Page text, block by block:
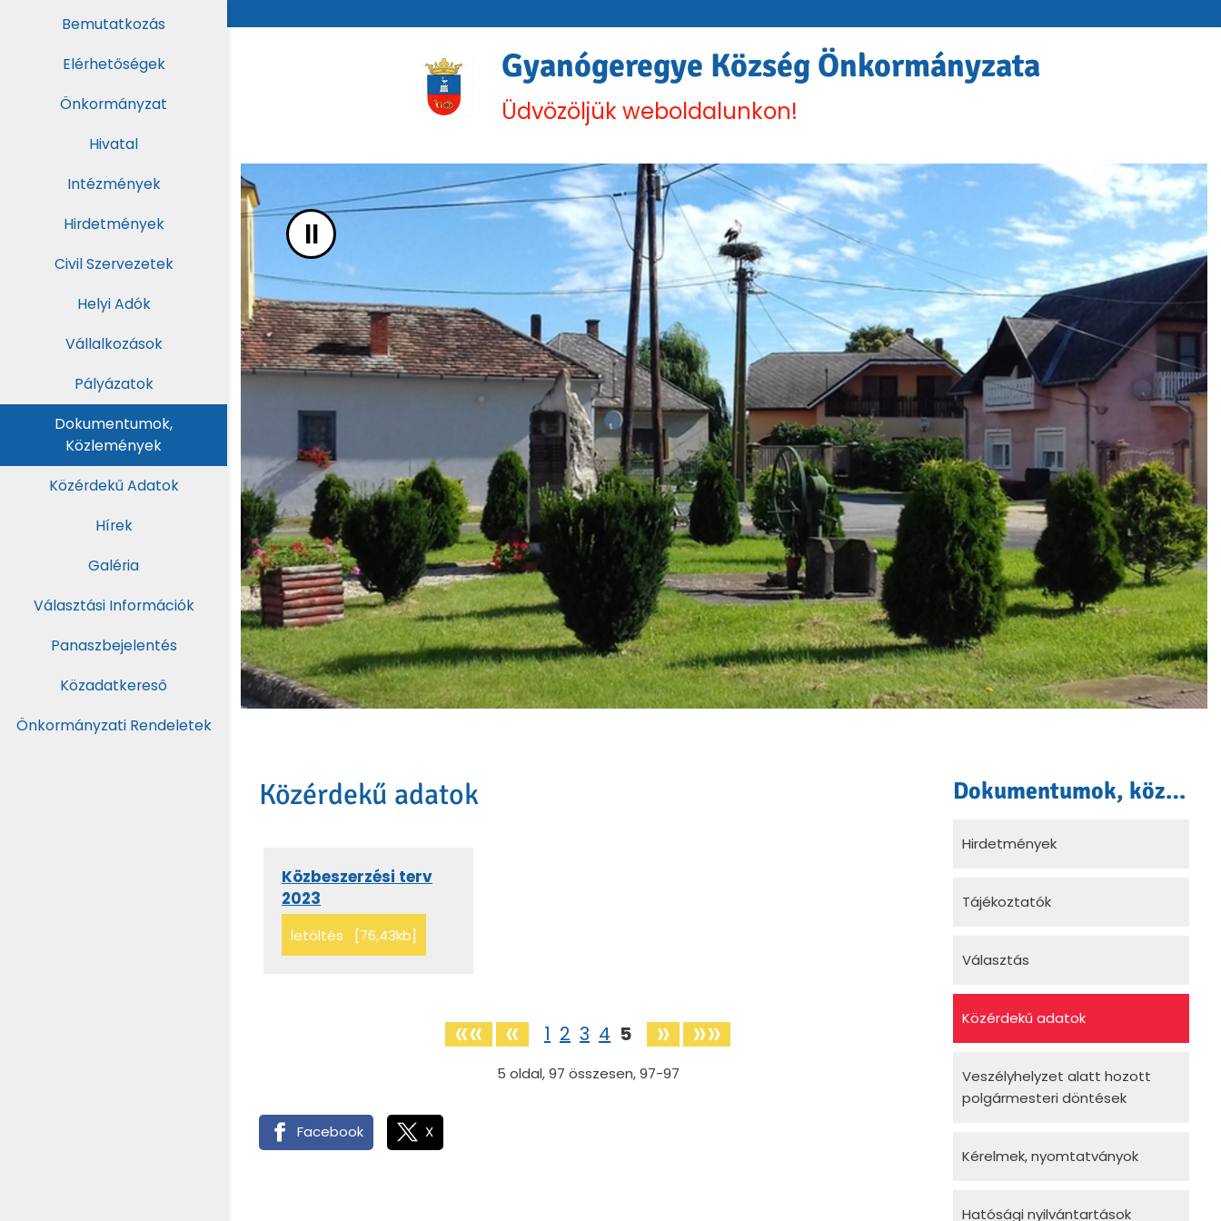
Bemutatkozás
Elérhetőségek
Önkormányzat
Hivatal
Intézmények
Hirdetmények
Civil Szervezetek
Helyi Adók
Vállalkozások
Pályázatok
Dokumentumok,
Közlemények
Közérdekű Adatok
Hírek
Galéria
Választási Információk
Panaszbejelentés
Közadatkereső
Önkormányzati Rendeletek
Gyanógeregye Község Önkormányzata
Üdvözöljük weboldalunkon!
II
Dokumentumok, közlemények
Hirdetmények
Tájékoztatók
Választás
Közérdekű adatok
Veszélyhelyzet alatt hozott
polgármesteri döntések
Kérelmek, nyomtatványok
Hatósági nyilvántartások
Közérdekű adatok
Közbeszerzési terv
2023
letöltés [76,43kb]
«« « 1 2 3 4 5 » »»
5 oldal,97 összesen,97-97
Facebook X